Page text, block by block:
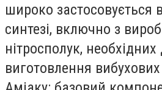
широко застосовується
синтезі, включно з
нітросполук, необхідних
виготовлення